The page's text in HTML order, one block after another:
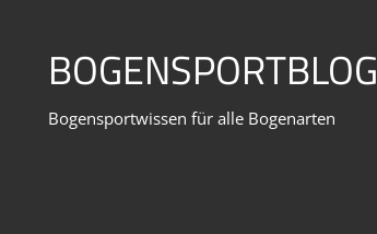
springenBOGENSPORTBLOG
Bogensportwissen für alle Bogenarten